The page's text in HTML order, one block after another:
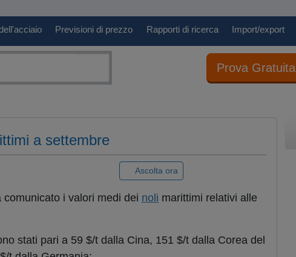
Previsioni di prezzo Rapporti di ricerca Import/export
Prova Gratuita
a settembre
Ascolta ora
comunicato i valori medi dei noli marittimi relativi alle
stati pari a 59 $/t dalla Cina, 151 $/t dalla Corea del